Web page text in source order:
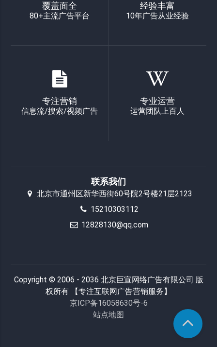
覆盖面全
80+主流广告平台
经验丰富
10年广告从业经验
专注营销
信息流/搜索/视频广告
专业运营
运营团队上百人
联系我们
北京市通州区新华西街60号院2号楼21层2123
15210303112
12828130@qq.com
Copyright © 2006 - 2036 北京巨宣网络广告有限公司 版
权所有 【专注互联网广告营销服务】
京ICP备16058630号-6
站点地图